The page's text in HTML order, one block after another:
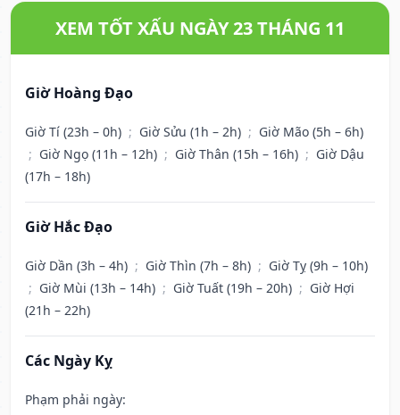
XEM TỐT XẤU NGÀY 23 THÁNG 11
Giờ Hoàng Đạo
Giờ Tí (23h – 0h) ; Giờ Sửu (1h – 2h) ; Giờ Mão (5h – 6h)
; Giờ Ngọ (11h – 12h) ; Giờ Thân (15h – 16h) ; Giờ Dậu
(17h – 18h)
Giờ Hắc Đạo
Giờ Dần (3h – 4h) ; Giờ Thìn (7h – 8h) ; Giờ Tỵ (9h – 10h)
; Giờ Mùi (13h – 14h) ; Giờ Tuất (19h – 20h) ; Giờ Hợi
(21h – 22h)
Các Ngày Kỵ
Phạm phải ngày: